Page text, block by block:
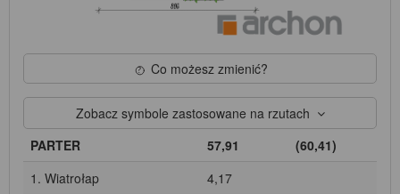
Co możesz zmienić?
Zobacz symbole zastosowane na rzutach
PARTER
57,91
(60,41)
1. Wiatrołap
4,17